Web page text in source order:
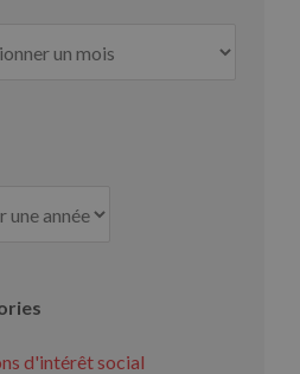
d'intérêt social